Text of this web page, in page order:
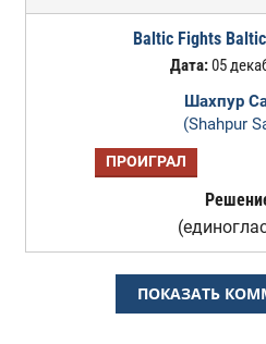
Baltic Fights
Дата:05
Шахпур
(Shahpur
ПРОИГРАЛ
ПОКАЗАТЬ